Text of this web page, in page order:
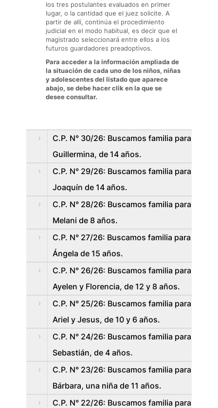
los tres postulantes evaluados en primer
lugar, o la cantidad que el juez solicite. A
partir de allí, continúa el procedimiento
judicial en el modo habitual, es decir que el
magistrado seleccionará entre ellos a los
futuros guardadores preadoptivos.
Para acceder a la información ampliada de
la situación de cada uno de los niños, niñas
y adolescentes del listado que aparece
abajo, se debe hacer clik en la que se
desee consultar.
C.P. N° 30/26: Buscamos familia para
Guillermina, de 14 años.
C.P. N° 29/26: Buscamos familia para
Joaquín de 14 años.
C.P. N° 28/26: Buscamos familia para
Melani de 8 años.
C.P. N° 27/26: Buscamos familia para
Ángela de 15 años.
C.P. N° 26/26: Buscamos familia para
Ayelen y Florencia, de 12 y 8 años.
C.P. N° 25/26: Buscamos familia para
Ariel y Jesus, de 10 y 6 años.
C.P. N° 24/26: Buscamos familia para
Sebastián, de 4 años.
C.P. N° 23/26: Buscamos familia para
Bárbara, una niña de 11 años.
C.P. N° 22/26: Buscamos familia para